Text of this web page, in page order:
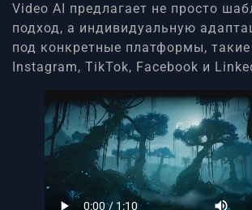
Video AI предлагает не просто
подход, а индивидуальную
под конкретные платформы, такие
Instagram, TikTok, Facebook и